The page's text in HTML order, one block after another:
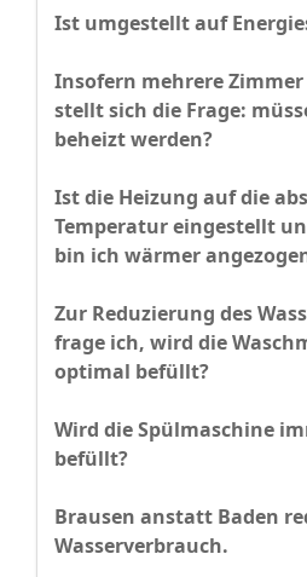
Ist umgestellt auf
Insofern mehrere
stellt sich die Frage:
beheizt werden?
Ist die Heizung auf die
Temperatur eingestellt
bin ich wärmer
Zur Reduzierung des
frage ich, wird die
optimal befüllt?
Wird die Spülmaschine
befüllt?
Brausen anstatt Baden
Wasserverbrauch.